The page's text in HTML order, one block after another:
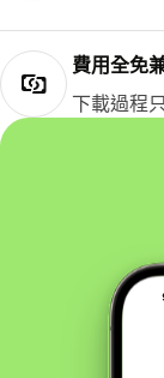
費用全免
下載過程